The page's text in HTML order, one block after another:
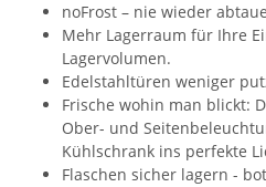
noFrost – nie wieder
Mehr Lagerraum für Ihre
Lagervolumen.
Edelstahltüren weniger
Frische wohin man blickt:
Ober- und
Kühlschrank ins perfekte
Flaschen sicher lagern -